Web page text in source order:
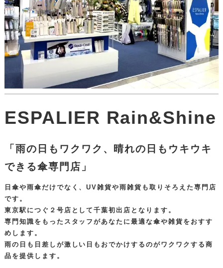
ESPALIER Rain&Shine
「雨の日もワクワク、晴れの日もウキウキ
できる傘専門店」
日傘や雨傘だけでなく、UV雑貨や雨雑貨も取りそろえた専門店
です。
東京駅につぐ２号店として千葉初出店となります。
専門知識をもったスタッフがあなたに最適な傘や雑貨をおすす
めします。
雨の日も日差しが激しい日もおでかけするのがワクワクする商
品を提供します。